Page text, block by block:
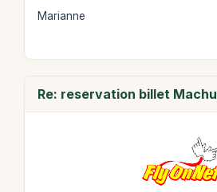
Marianne
Re: reservation billet Machu